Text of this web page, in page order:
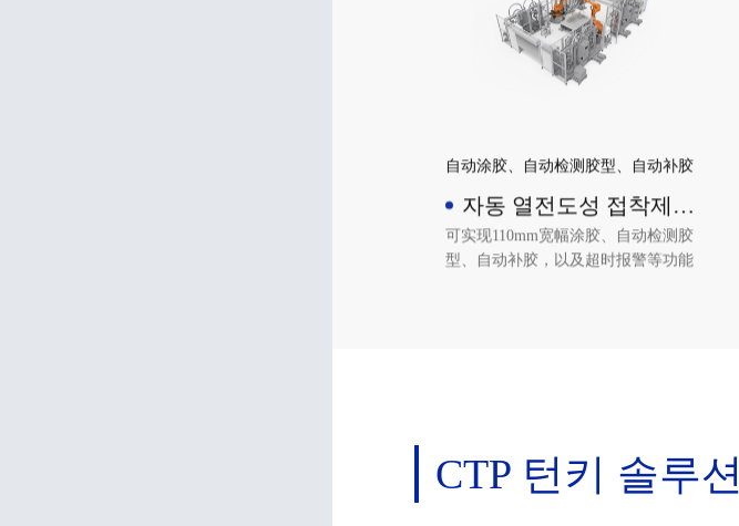
自动涂胶、自动检测胶型、自动补胶
자동 열전도성 접착제
디스펜싱 설비
可实现110mm宽幅涂胶、自动检测胶
型、自动补胶，以及超时报警等功能
CTP 턴키 솔루션